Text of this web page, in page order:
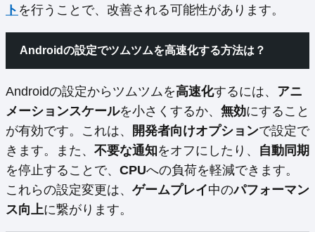
ト を行うことで、改善される可能性があります。
Androidの設定でツムツムを高速化する方法は？
Androidの設定からツムツムを高速化するには、 アニ
メーションスケールを小さくするか、 無効にすること
が有効です。これは、
開発者向けオプションで設定で
きます。また、 不要な通知をオフにしたり、 自動同期
を停止することで、 CPUへの負荷を軽減できます。
これらの設定変更は、 ゲームプレイ中のパフォーマン
ス向上に繋がります。